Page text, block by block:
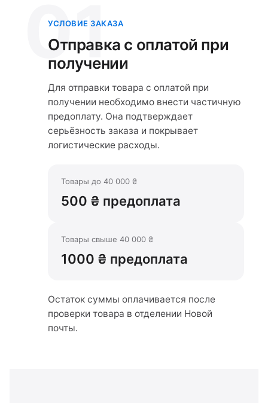
01
УСЛОВИЕ ЗАКАЗА
Отправка с оплатой при
получении
Для отправки товара с оплатой при
получении необходимо внести частичную
предоплату. Она подтверждает
серьёзность заказа и покрывает
логистические расходы.
Товары до 40 000 ₴
500 ₴ предоплата
Товары свыше 40 000 ₴
1000 ₴ предоплата
Остаток суммы оплачивается после
проверки товара в отделении Новой
почты.